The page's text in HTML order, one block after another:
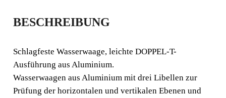
ATNICHOC
WASSERWAAGEN
Schlagfeste Wasserwaage, leichte DOPPEL-T-
Ausführung aus Aluminium. Wasserwaagen aus
Aluminium mit drei Libellen zur Prüfung der
horizontalen und vertikalen Ebenen und des 45º-Winkels.
BESCHREIBUNG
Schlagfeste Wasserwaage, leichte DOPPEL-T-
Ausführung aus Aluminium.
Wasserwaagen aus Aluminium mit drei Libellen zur
Prüfung der horizontalen und vertikalen Ebenen und